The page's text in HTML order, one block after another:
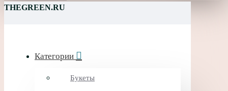
THEGREEN.RU
Категории
Букеты